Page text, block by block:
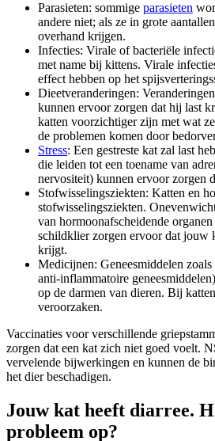
Parasieten: sommige parasieten
andere niet; als ze in grote
overhand krijgen.
Infecties: Virale of bacteriële
met name bij kittens. Virale
effect hebben op het
Dieetveranderingen:
kunnen ervoor zorgen dat hij last
katten voorzichtiger zijn met wat
de problemen komen door
Stress: Een gestreste kat zal last
die leiden tot een toename van
nervositeit) kunnen ervoor zorgen
Stofwisselingsziekten: Katten en
stofwisselingsziekten.
van hormoonafscheidende
schildklier zorgen ervoor dat jouw
krijgt.
Medicijnen: Geneesmiddelen
anti-inflammatoire
op de darmen van dieren. Bij
veroorzaken.
Vaccinaties voor verschillende
zorgen dat een kat zich niet goed voelt.
vervelende bijwerkingen en kunnen de
het dier beschadigen.
Jouw kat heeft diarree.
probleem op?